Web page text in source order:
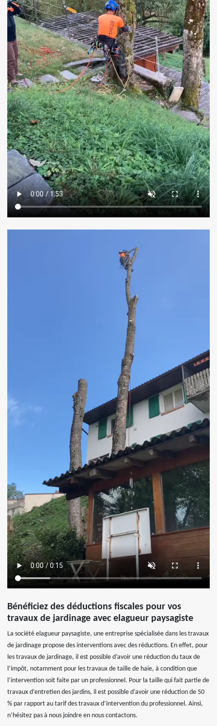
Bénéficiez des déductions fiscales pour vos
travaux de jardinage avec elagueur paysagiste
La société elagueur paysagiste, une entreprise spécialisée dans les travaux
de jardinage propose des interventions avec des réductions. En effet, pour
les travaux de jardinage, il est possible d’avoir une réduction du taux de
l’impôt, notamment pour les travaux de taille de haie, à condition que
l’intervention soit faite par un professionnel. Pour la taille qui fait partie de
travaux d’entretien des jardins, il est possible d’avoir une réduction de 50
% par rapport au tarif des travaux d’intervention du professionnel. Ainsi,
n’hésitez pas à nous joindre en nous contactons.